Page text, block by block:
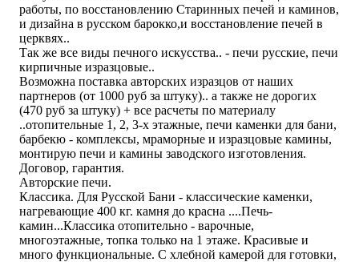
работы, по восстановлению Старинных печей и каминов,
и дизайна в русском барокко,и восстановление печей в
церквях..
Так же все виды печного искусства.. - печи русские, печи
кирпичные изразцовые..
Возможна поставка авторских изразцов от наших
партнеров (от 1000 руб за штуку).. а также не дорогих
(470 руб за штуку) + все расчеты по материалу
..отопительные 1, 2, 3-х этажные, печи каменки для бани,
барбекю - комплексы, мраморные и изразцовые камины,
монтирую печи и камины заводского изготовления.
Договор, гарантия.
Авторские печи.
Классика. Для Русской Бани - классические каменки,
нагревающие 400 кг. камня до красна ....Печь-
камин...Классика отопительно - варочные,
многоэтажные, топка только на 1 этаже. Красивые и
много функциональные. С хлебной камерой для готовки,